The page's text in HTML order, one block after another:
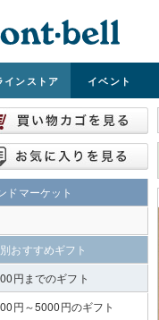
インストア イベント
ドマーケット
おすすめギフト
円までのギフト
円～5000円のギフト